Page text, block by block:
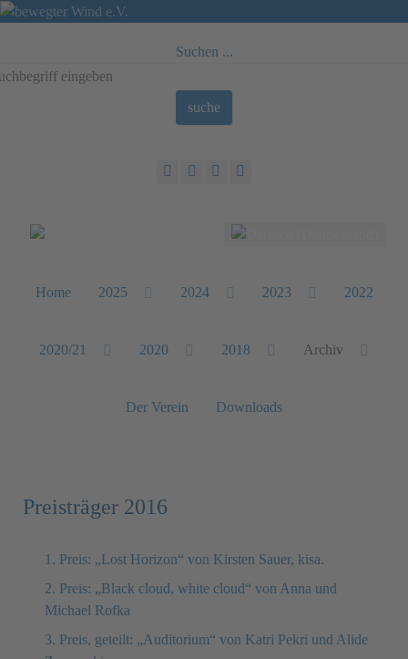
Suchen ...
suche
Sprache auswählen
Home 2025 2024 2023 2022
2020/21 2020 2018 Archiv
Der Verein Downloads
Preisträger 2016
1. Preis: „Lost Horizon“ von Kirsten Sauer, kisa.
2. Preis: „Black cloud, white cloud“ von Anna und
Michael Rofka
3. Preis, geteilt: „Auditorium“ von Katri Pekri und Alide